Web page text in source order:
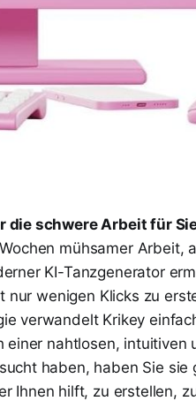
die schwere Arbeit für
mühsamer Arbeit,
KI-Tanzgenerator
wenigen Klicks zu
verwandelt Krikey
einer nahtlosen, intuitiven
haben, haben Sie sie
Ihnen hilft, zu erstellen,